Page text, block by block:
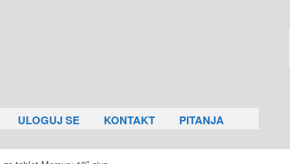
ULOGUJ SE KONTAKT PITANJA